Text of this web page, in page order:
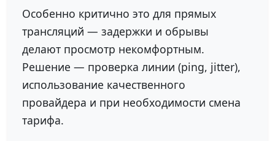
Особенно критично это для прямых
трансляций — задержки и обрывы
делают просмотр некомфортным.
Решение — проверка линии (ping, jitter),
использование качественного
провайдера и при необходимости смена
тарифа.